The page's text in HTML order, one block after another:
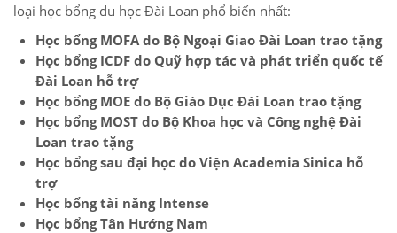
loại học bổng du học Đài Loan phổ biến nhất:
Học bổng MOFA do Bộ Ngoại Giao Đài Loan trao tặng
Học bổng ICDF do Quỹ hợp tác và phát triển quốc tế
Đài Loan hỗ trợ
Học bổng MOE do Bộ Giáo Dục Đài Loan trao tặng
Học bổng MOST do Bộ Khoa học và Công nghệ Đài
Loan trao tặng
Học bổng sau đại học do Viện Academia Sinica hỗ
trợ
Học bổng tài năng Intense
Học bổng Tân Hướng Nam